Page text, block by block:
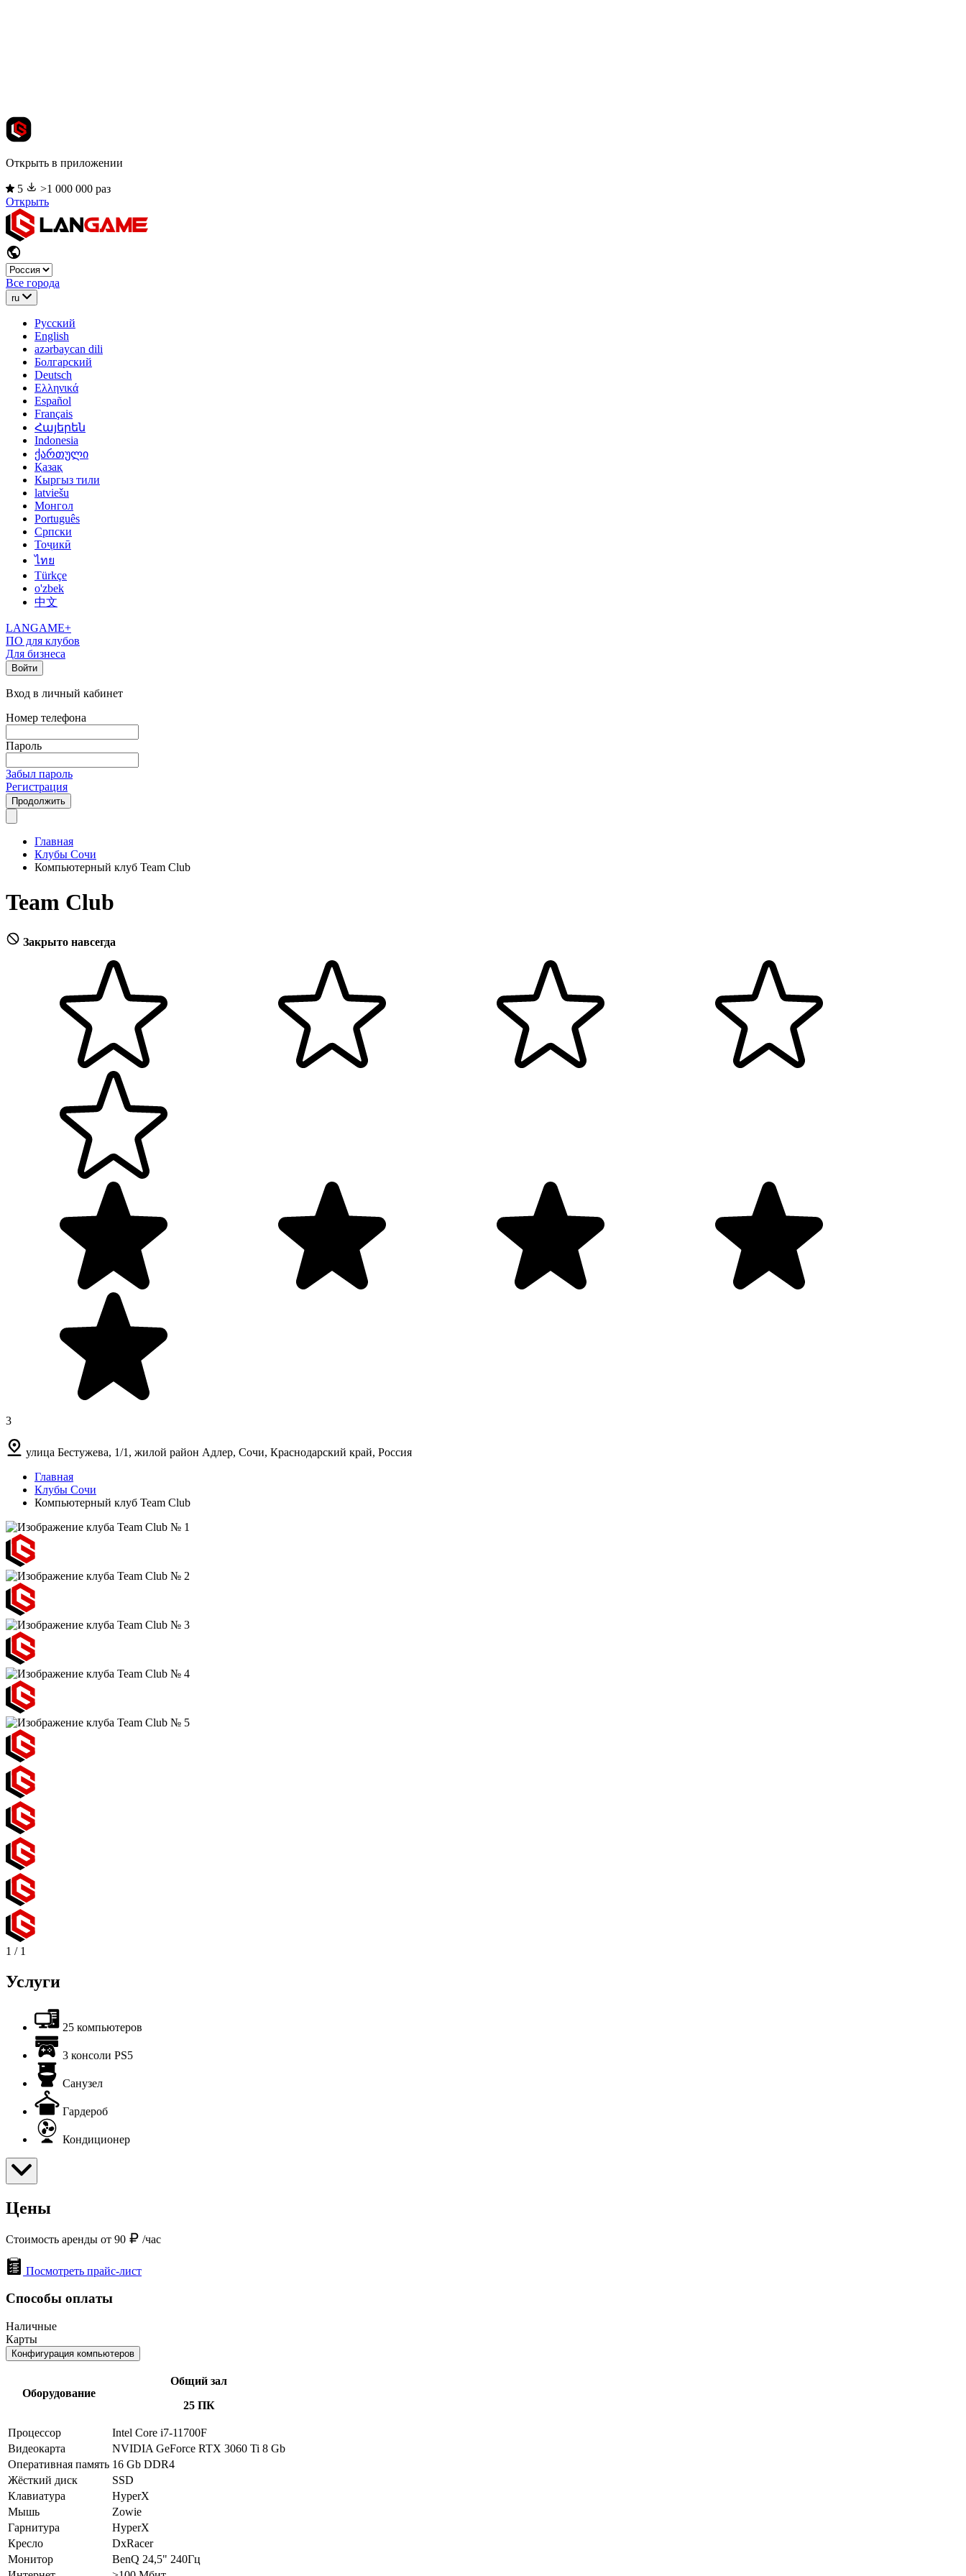
Открыть в приложении
5
>1 000 000 раз
Открыть
Все города
ru
Русский
English
azərbaycan dili
Болгарский
Deutsch
Ελληνικά
Español
Français
Հայերեն
Indonesia
ქართული
Қазақ
Кыргыз тили
latviešu
Монгол
Português
Српски
Тоҷикӣ
ไทย
Türkçe
o'zbek
中文
LANGAME+
ПО для клубов
Для бизнеса
Войти
Вход в личный кабинет
Номер телефона
Пароль
Забыл пароль
Регистрация
Продолжить
Главная
Клубы Сочи
Компьютерный клуб Team Club
Team Club
Закрыто навсегда
3
улица Бестужева, 1/1, жилой район Адлер, Сочи, Краснодарский край, Россия
Главная
Клубы Сочи
Компьютерный клуб Team Club
1 / 1
Услуги
25 компьютеров
3 консоли PS5
Санузел
Гардероб
Кондиционер
Цены
Стоимость аренды от 90 /час
Посмотреть прайс-лист
Способы оплаты
Наличные
Карты
Конфигурация компьютеров
Оборудование
Общий зал
25 ПК
Процессор
Intel Core i7-11700F
Видеокарта
NVIDIA GeForce RTX 3060 Ti 8 Gb
Оперативная память 16 Gb DDR4
Жёсткий диск
SSD
Клавиатура
HyperX
Мышь
Zowie
Гарнитура
HyperX
Кресло
DxRacer
Монитор
BenQ 24,5" 240Гц